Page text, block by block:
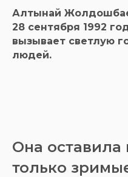
Алтынай
28 сентября 1992
вызывает светлую
людей.
Она оставила
только